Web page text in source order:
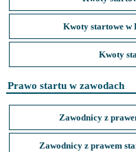
Kwoty startowe w
Kwoty
Prawo startu w zawodach
Zawodnicy z
Zawodnicy z prawem